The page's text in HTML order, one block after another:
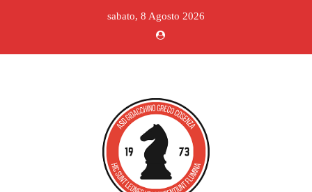
sabato, 8 Agosto 2026